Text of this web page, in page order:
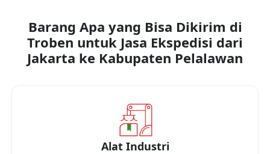
Barang Apa yang Bisa Dikirim di
Troben untuk Jasa Ekspedisi dari
Jakarta ke Kabupaten Pelalawan
Alat Industri